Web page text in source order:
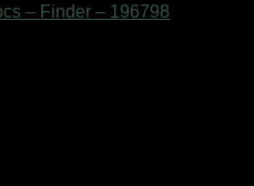
– Finder – 196798